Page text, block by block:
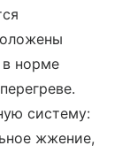
в норме
систему:
жжение,